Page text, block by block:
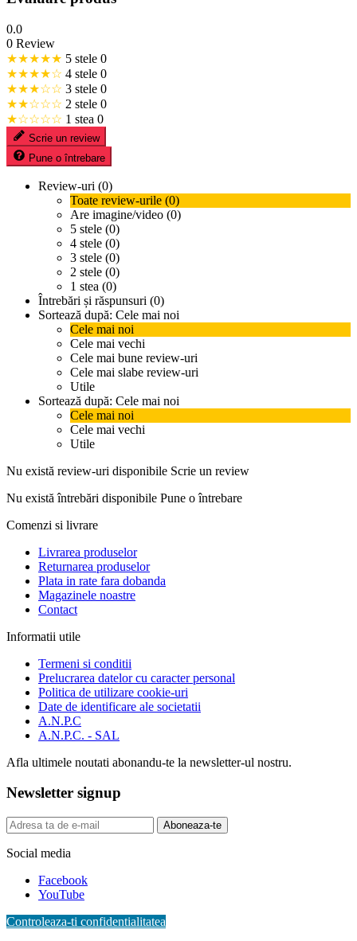
0.0
0 Review
★★★★★ 5 stele 0
★★★★☆ 4 stele 0
★★★☆☆ 3 stele 0
★★☆☆☆ 2 stele 0
★☆☆☆☆ 1 stea 0
Scrie un review
Pune o întrebare
Review-uri (0)
Toate review-urile (0)
Are imagine/video (0)
5 stele (0)
4 stele (0)
3 stele (0)
2 stele (0)
1 stea (0)
Întrebări și răspunsuri (0)
Sortează după: Cele mai noi
Cele mai noi
Cele mai vechi
Cele mai bune review-uri
Cele mai slabe review-uri
Utile
Sortează după: Cele mai noi
Cele mai noi
Cele mai vechi
Utile
Nu există review-uri disponibile Scrie un review
Nu există întrebări disponibile Pune o întrebare
Comenzi si livrare
Livrarea produselor
Returnarea produselor
Plata in rate fara dobanda
Magazinele noastre
Contact
Informatii utile
Termeni si conditii
Prelucrarea datelor cu caracter personal
Politica de utilizare cookie-uri
Date de identificare ale societatii
A.N.P.C
A.N.P.C. - SAL
Afla ultimele noutati abonandu-te la newsletter-ul nostru.
Newsletter signup
Aboneaza-te
Social media
Facebook
YouTube
Controleaza-ti confidentialitatea